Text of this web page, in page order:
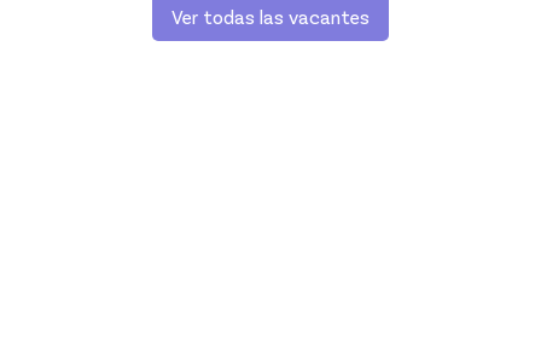
Ver todas las vacantes